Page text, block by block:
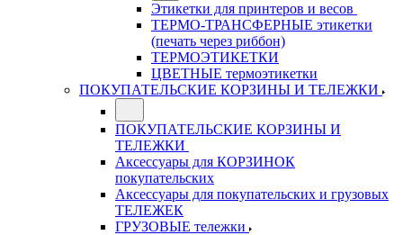
Этикетки для принтеров и весов
ТЕРМО-ТРАНСФЕРНЫЕ этикетки
(печать через риббон)
ТЕРМОЭТИКЕТКИ
ЦВЕТНЫЕ термоэтикетки
ПОКУПАТЕЛЬСКИЕ КОРЗИНЫ И ТЕЛЕЖКИ
ПОКУПАТЕЛЬСКИЕ КОРЗИНЫ И
ТЕЛЕЖКИ
Аксессуары для КОРЗИНОК
покупательских
Аксессуары для покупательских и грузовых
ТЕЛЕЖЕК
ГРУЗОВЫЕ тележки